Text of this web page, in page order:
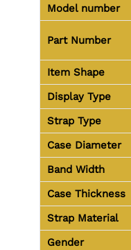
Model number
Part Number
Item Shape
Display Type
Strap Type
Case Diameter
Band Width
Case Thickness
Strap Material
Gender